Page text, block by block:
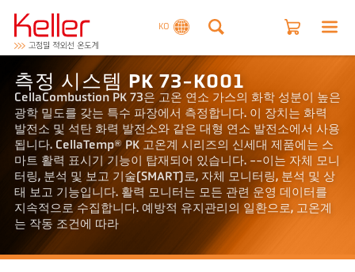
KO
측정 시스템 PK 73-K001
CellaCombustion PK 73은 고온 연소 가스의 화학 성분이 높은
광학 밀도를 갖는 특수 파장에서 측정합니다. 이 장치는 화력
발전소 및 석탄 화력 발전소와 같은 대형 연소 발전소에서 사용
됩니다. CellaTemp® PK 고온계 시리즈의 신세대 제품에는 스
마트 활력 표시기 기능이 탑재되어 있습니다. --이는 자체 모니
터링, 분석 및 보고 기술(SMART)로, 자체 모니터링, 분석 및 상
태 보고 기능입니다. 활력 모니터는 모든 관련 운영 데이터를
지속적으로 수집합니다. 예방적 유지관리의 일환으로, 고온계
는 작동 조건에 따라